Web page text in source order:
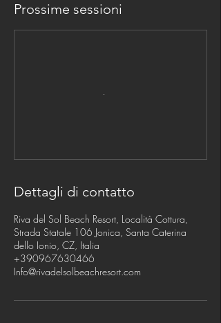
Prossime sessioni
Dettagli di contatto
Riva del Sol Beach Resort, Località Cottura,
Strada Statale 106 Jonica, Santa Caterina
dello Ionio, CZ, Italia
+390967630466
Info@rivadelsolbeachresort.com